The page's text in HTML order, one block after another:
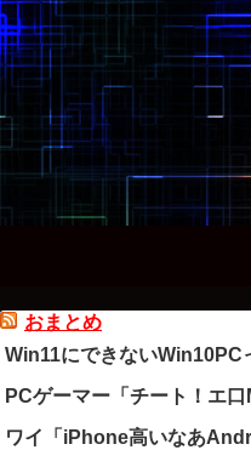
おまとめ
Win11にできないWin10PC
PCゲーマー「チート！エ
ワイ「iPhone高いなあ